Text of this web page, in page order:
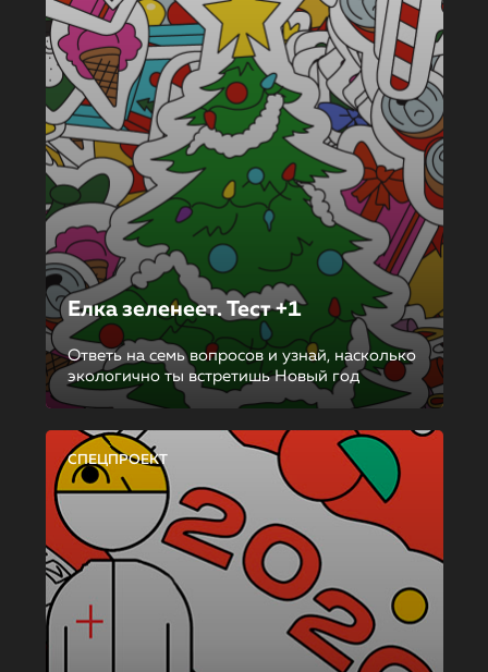
Елка зеленеет. Тест +1
Ответь на семь вопросов и узнай, насколько
экологично ты встретишь Новый год
СПЕЦПРОЕКТ